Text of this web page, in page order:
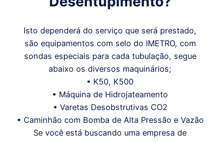
Isto dependerá do serviço que será prestado,
são equipamentos com selo do IMETRO, com
sondas especiais para cada tubulação, segue
abaixo os diversos maquinários;
• K50, K500
• Máquina de Hidrojateamento
• Varetas Desobstrutivas CO2
• Caminhão com Bomba de Alta Pressão e Vazão
Se você está buscando uma empresa de